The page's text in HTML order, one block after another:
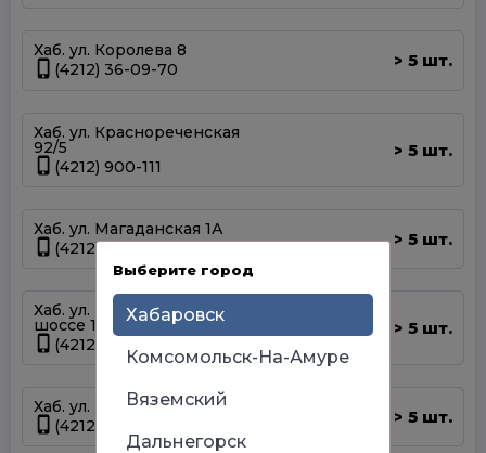
Хаб. ул. Королева 8
(4212) 36-09-70
> 5 шт.
Хаб. ул. Краснореченская
92/5
(4212) 900-111
> 5 шт.
Хаб. ул. Магаданская 1А
(4212) 63-39-83
> 5 шт.
Хаб. ул. Матвеевское
шоссе 13А
(4212) 69-93-93
> 5 шт.
Хаб. ул. Панфиловцев 14Б
(4212) 63-22-47
> 5 шт.
Выберите город
Хабаровск
Комсомольск-На-Амуре
Вяземский
Дальнегорск